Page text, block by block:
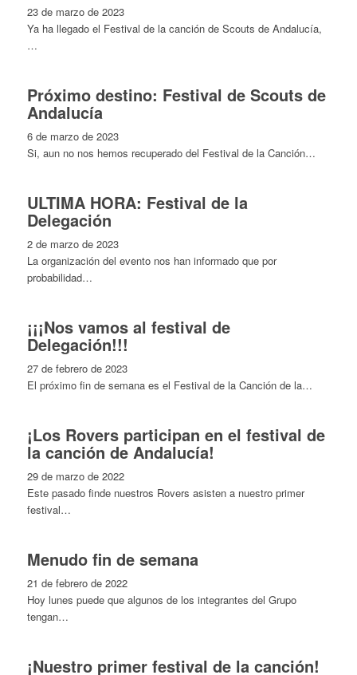
23 de marzo de 2023
Ya ha llegado el Festival de la canción de Scouts de Andalucía,
…
Próximo destino: Festival de Scouts de
Andalucía
6 de marzo de 2023
Si, aun no nos hemos recuperado del Festival de la Canción…
ULTIMA HORA: Festival de la
Delegación
2 de marzo de 2023
La organización del evento nos han informado que por
probabilidad…
¡¡¡Nos vamos al festival de
Delegación!!!
27 de febrero de 2023
El próximo fin de semana es el Festival de la Canción de la…
¡Los Rovers participan en el festival de
la canción de Andalucía!
29 de marzo de 2022
Este pasado finde nuestros Rovers asisten a nuestro primer
festival…
Menudo fin de semana
21 de febrero de 2022
Hoy lunes puede que algunos de los integrantes del Grupo
tengan…
¡Nuestro primer festival de la canción!